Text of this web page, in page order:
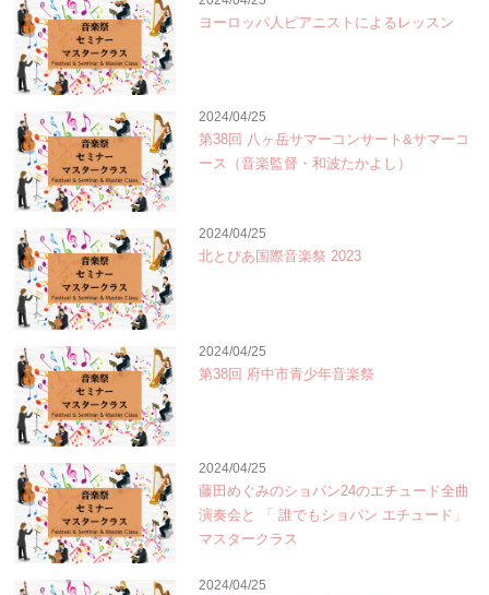
ヨーロッパ人ピアニストによるレッスン
2024/04/25
第38回 八ヶ岳サマーコンサート&サマーコ
ース（音楽監督・和波たかよし）
2024/04/25
北とぴあ国際音楽祭 2023
2024/04/25
第38回 府中市青少年音楽祭
2024/04/25
藤田めぐみのショパン24のエチュード全曲
演奏会と 「 誰でもショパン エチュード」
マスタークラス
2024/04/25